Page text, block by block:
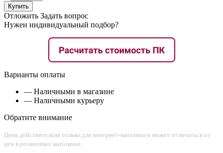
Купить
Отложить Задать вопрос
Нужен индивидуальный подбор?
Варианты оплаты
— Наличными в магазине
— Наличными курьеру
Обратите внимание
Цена действительна только для интернет-магазина и может отличаться от
цен в розничных магазинах.